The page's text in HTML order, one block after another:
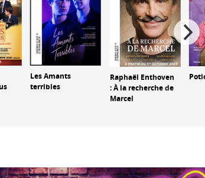
Les Amants
terribles
Raphaël Enthoven
: À la recherche de
Marcel